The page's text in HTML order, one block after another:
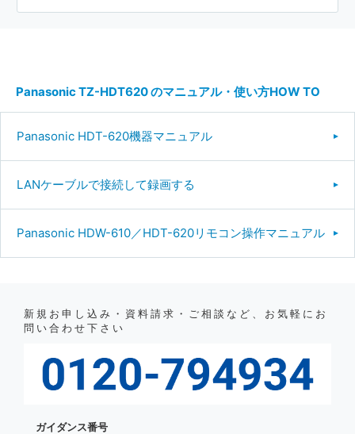
Panasonic TZ-HDT620 のマニュアル・使い方HOW TO
Panasonic HDT-620機器マニュアル
LANケーブルで接続して録画する
Panasonic HDW-610／HDT-620リモコン操作マニュアル
新規お申し込み・資料請求・ご相談など、お気軽にお
問い合わせ下さい
ガイダンス番号